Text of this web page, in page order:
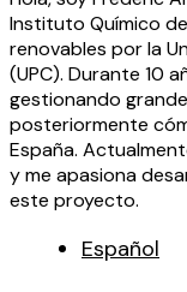
Instituto Químico
renovables por la
(UPC). Durante 10
gestionando
posteriormente
España.
y me apasiona
este proyecto.
Español